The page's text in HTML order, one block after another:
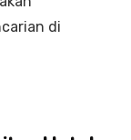
di